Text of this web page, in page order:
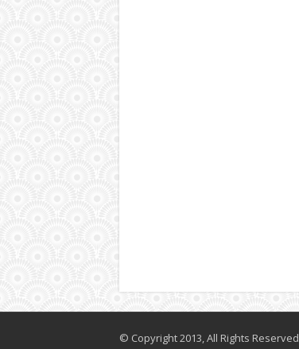
© Copyright 2013, All Rights Reserved